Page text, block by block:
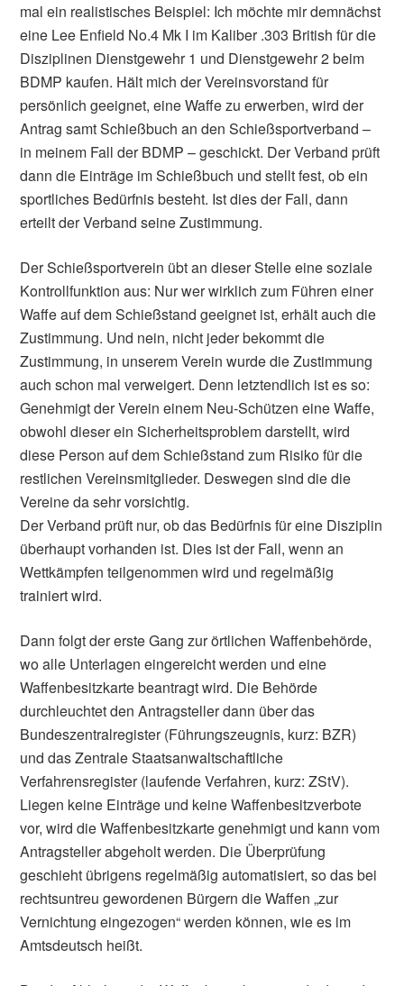
mal ein realistisches Beispiel: Ich möchte mir demnächst
eine Lee Enfield No.4 Mk I im Kaliber .303 British für die
Disziplinen Dienstgewehr 1 und Dienstgewehr 2 beim
BDMP kaufen. Hält mich der Vereinsvorstand für
persönlich geeignet, eine Waffe zu erwerben, wird der
Antrag samt Schießbuch an den Schießsportverband –
in meinem Fall der BDMP – geschickt. Der Verband prüft
dann die Einträge im Schießbuch und stellt fest, ob ein
sportliches Bedürfnis besteht. Ist dies der Fall, dann
erteilt der Verband seine Zustimmung.
Der Schießsportverein übt an dieser Stelle eine soziale
Kontrollfunktion aus: Nur wer wirklich zum Führen einer
Waffe auf dem Schießstand geeignet ist, erhält auch die
Zustimmung. Und nein, nicht jeder bekommt die
Zustimmung, in unserem Verein wurde die Zustimmung
auch schon mal verweigert. Denn letztendlich ist es so:
Genehmigt der Verein einem Neu-Schützen eine Waffe,
obwohl dieser ein Sicherheitsproblem darstellt, wird
diese Person auf dem Schießstand zum Risiko für die
restlichen Vereinsmitglieder. Deswegen sind die die
Vereine da sehr vorsichtig.
Der Verband prüft nur, ob das Bedürfnis für eine Disziplin
überhaupt vorhanden ist. Dies ist der Fall, wenn an
Wettkämpfen teilgenommen wird und regelmäßig
trainiert wird.
Dann folgt der erste Gang zur örtlichen Waffenbehörde,
wo alle Unterlagen eingereicht werden und eine
Waffenbesitzkarte beantragt wird. Die Behörde
durchleuchtet den Antragsteller dann über das
Bundeszentralregister (Führungszeugnis, kurz: BZR)
und das Zentrale Staatsanwaltschaftliche
Verfahrensregister (laufende Verfahren, kurz: ZStV).
Liegen keine Einträge und keine Waffenbesitzverbote
vor, wird die Waffenbesitzkarte genehmigt und kann vom
Antragsteller abgeholt werden. Die Überprüfung
geschieht übrigens regelmäßig automatisiert, so das bei
rechtsuntreu gewordenen Bürgern die Waffen „zur
Vernichtung eingezogen“ werden können, wie es im
Amtsdeutsch heißt.